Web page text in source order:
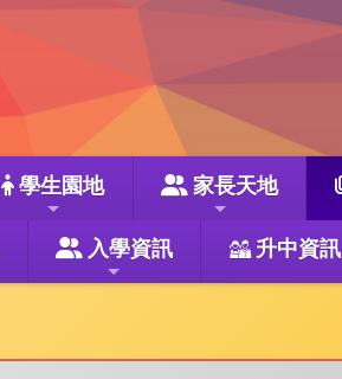
學生園地 家長天地
入學資訊 升中資訊